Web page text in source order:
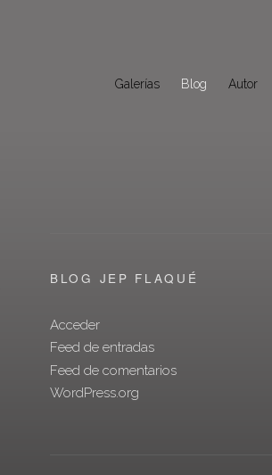
Galerías Blog Autor
BLOG JEP FLAQUÉ
Acceder
Feed de entradas
Feed de comentarios
WordPress.org